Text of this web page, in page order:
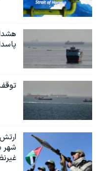
توقف ۲۴ نفتکش تحریم‌شده